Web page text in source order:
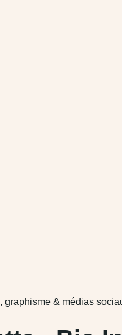
graphisme & médias